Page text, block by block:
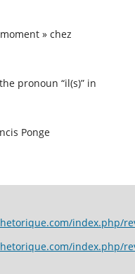
» chez
pronoun “il(s)” in
Ponge
index.php/
index.php/